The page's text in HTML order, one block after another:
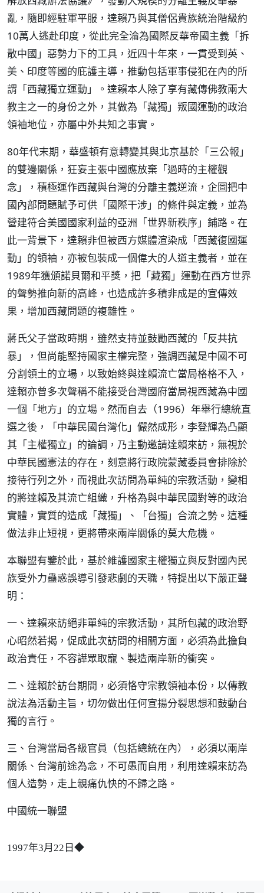
亂，隨即經駐軍平服，達賴乃與其僧侶貴族統治階級約
10萬人逃赴印度，從此完全淪為國際反華帝國主義「拆
散中國」惡勢力下的工具，近四十年來，一貫受到英、
美、印度等國的庇護主導，推動包括軍事侵犯在內的所
謂「西藏獨立運動」。達賴本人除了享有藏傳佛教兩大
教主之一的身份之外，其做為「藏獨」叛國運動的政治
領袖地位，亦屬中外共知之事實。
80年代末期，華盛頓有意轉變其與北京基於「三公報」
的雙邊關係，狂妄主張中國應放棄「過時的主權觀
念」，積極運作西藏與台灣的分離主義逆流，企圖把中
國內部問題賦予可供「國際干涉」的條件與定義，並為
營建符合美國國家利益的亞洲「世界新秩序」鋪路。在
此一背景下，達賴非但被西方媒體渲染成「西藏復國運
動」的領袖，亦被包裝成一個偉大的人道主義者，並在
1989年獲頒諾貝爾和平獎，把「藏獨」運動在西方世界
的聲勢推向新的高峰，也造成許多積非成是的宣傳效
果，增加西藏問題的複雜性。
蔣氏父子當政時期，雖然支持並鼓勵西藏的「反共抗
暴」，但尚能堅持國家主權完整，強調西藏是中國不可
分割領土的立場，以致始終與達賴流亡當局格格不入，
達賴亦曾多次聲稱不能接受台灣國府當局視西藏為中國
一個「地方」的立場。然而自去（1996）年舉行總統直
選之後，「中華民國台灣化」儼然成形，李登輝為凸顯
其「主權獨立」的論調，乃主動邀請達賴來訪，無視於
中華民國憲法的存在，刻意將行政院蒙藏委員會排除於
接待行列之外，而視此次訪問為單純的宗教活動，變相
的將達賴及其流亡組織，升格為與中華民國對等的政治
實體，實質的造成「藏獨」、「台獨」合流之勢。這種
做法非止短視，更將帶來兩岸關係的莫大危機。
本聯盟有鑒於此，基於維護國家主權獨立與反對國內民
族受外力蠱惑誤導引發悲劇的天職，特提出以下嚴正聲
明：
一、達賴來訪絕非單純的宗教活動，其所包藏的政治野
心昭然若揭，促成此次訪問的相關方面，必須為此擔負
政治責任，不容譁眾取寵、製造兩岸新的衝突。
二、達賴於訪台期間，必須恪守宗教領袖本份，以傳教
說法為活動主旨，切勿做出任何宣揚分裂思想和鼓動台
獨的言行。
三、台灣當局各級官員（包括總統在內），必須以兩岸
關係、台灣前途為念，不可愚而自用，利用達賴來訪為
個人造勢，走上親痛仇快的不歸之路。
中國統一聯盟
1997年3月22日◆